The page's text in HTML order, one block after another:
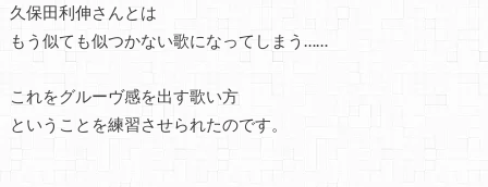
久保田利伸さんとは
もう似ても似つかない歌になってしまう……
これをグルーヴ感を出す歌い方
ということを練習させられたのです。